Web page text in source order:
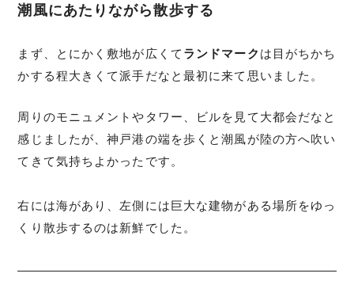
潮風にあたりながら散歩する
まず、とにかく敷地が広くて ランドマーク は目がちかち
かする程大きくて派手だなと最初に来て思いました。
周りのモニュメントやタワー、ビルを見て大都会だなと
感じましたが、神戸港の端を歩くと潮風が陸の方へ吹い
てきて気持ちよかったです。
右には海があり、左側には巨大な建物がある場所をゆっ
くり散歩するのは新鮮でした。